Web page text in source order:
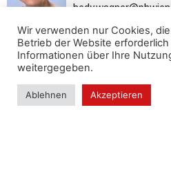
Telefon: +43 699 123
Raum:1.2.027
Link PH-Online
mehr erfahren
Wir verwenden nur Cookies,
Betrieb der Website
Informationen über Ihre
weitergegeben.
Ablehnen Akzeptieren